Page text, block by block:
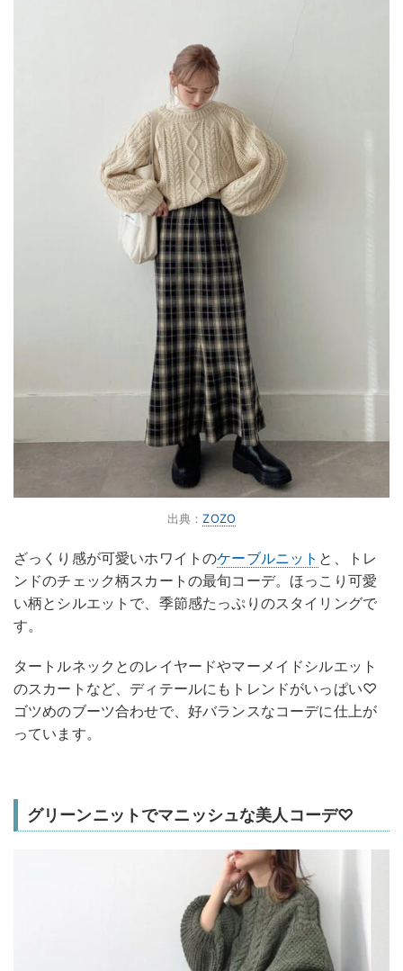
出典：ZOZO
ざっくり感が可愛いホワイトのケーブルニット と、トレ
ンドのチェック柄スカートの最旬コーデ。ほっこり可愛
い柄とシルエットで、季節感たっぷりのスタイリングで
す。
タートルネックとのレイヤードやマーメイドシルエット
のスカートなど、ディテールにもトレンドがいっぱい♡
ゴツめのブーツ合わせで、好バランスなコーデに仕上が
っています。
グリーンニットでマニッシュな美人コーデ♡